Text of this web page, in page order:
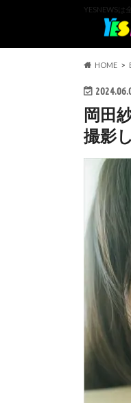
YESNEWS
HOME
岡田
撮影